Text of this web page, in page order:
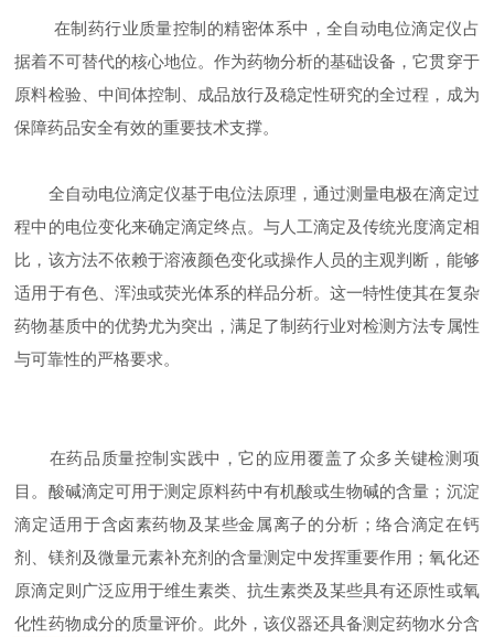
在制药行业质量控制的精密体系中，全自动电位滴定仪占
据着不可替代的核心地位。作为药物分析的基础设备，它贯穿于
原料检验、中间体控制、成品放行及稳定性研究的全过程，成为
保障药品安全有效的重要技术支撑。
全自动电位滴定仪基于电位法原理，通过测量电极在滴定过
程中的电位变化来确定滴定终点。与人工滴定及传统光度滴定相
比，该方法不依赖于溶液颜色变化或操作人员的主观判断，能够
适用于有色、浑浊或荧光体系的样品分析。这一特性使其在复杂
药物基质中的优势尤为突出，满足了制药行业对检测方法专属性
与可靠性的严格要求。
在药品质量控制实践中，它的应用覆盖了众多关键检测项
目。酸碱滴定可用于测定原料药中有机酸或生物碱的含量；沉淀
滴定适用于含卤素药物及某些金属离子的分析；络合滴定在钙
剂、镁剂及微量元素补充剂的含量测定中发挥重要作用；氧化还
原滴定则广泛应用于维生素类、抗生素类及某些具有还原性或氧
化性药物成分的质量评价。此外，该仪器还具备测定药物水分含